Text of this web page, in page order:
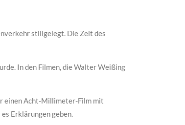
stillgelegt. Die Zeit des
In den Filmen, die Walter Weißing
einen Acht-Millimeter-Film mit
Erklärungen geben.